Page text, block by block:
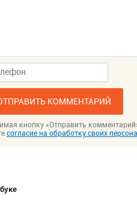
КОММЕНТАРИЙ
кнопку «Отправить
согласие на обработку своих